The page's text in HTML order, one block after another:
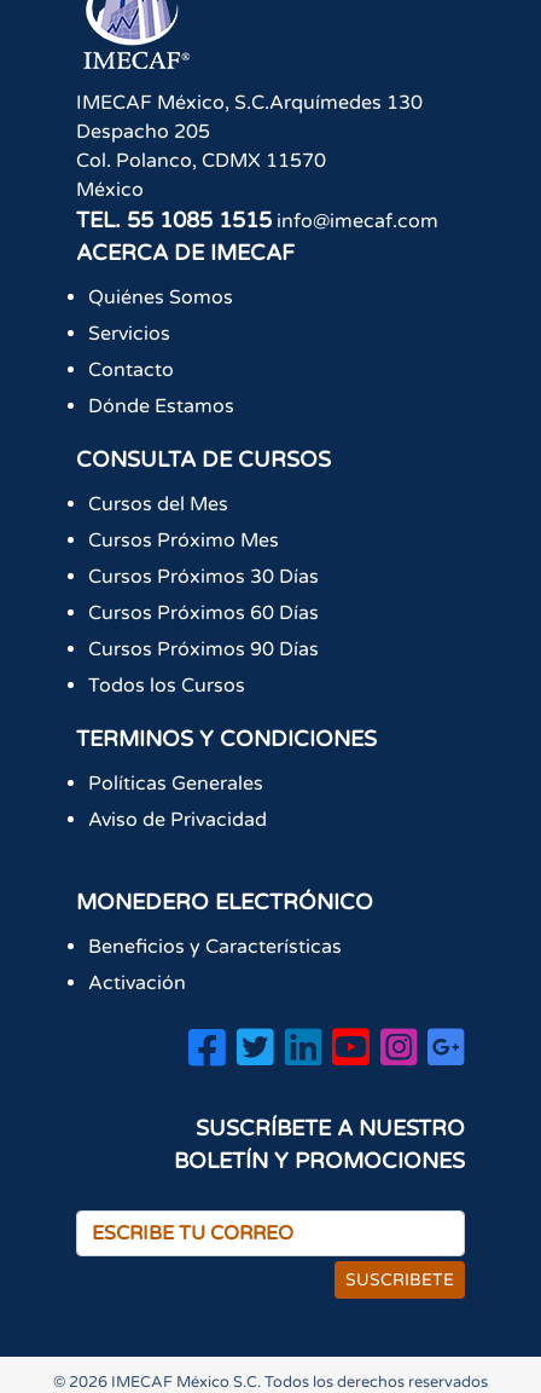
IMECAF México, S.C.Arquímedes 130
Despacho 205
Col. Polanco, CDMX 11570
México
TEL. 55 1085 1515 info@imecaf.com
ACERCA DE IMECAF
Quiénes Somos
Servicios
Contacto
Dónde Estamos
CONSULTA DE CURSOS
Cursos del Mes
Cursos Próximo Mes
Cursos Próximos 30 Días
Cursos Próximos 60 Días
Cursos Próximos 90 Días
Todos los Cursos
TERMINOS Y CONDICIONES
Políticas Generales
Aviso de Privacidad
MONEDERO ELECTRÓNICO
Beneficios y Características
Activación
SUSCRÍBETE A NUESTRO
BOLETÍN Y PROMOCIONES
SUSCRIBETE
© 2026 IMECAF México S.C. Todos los derechos reservados